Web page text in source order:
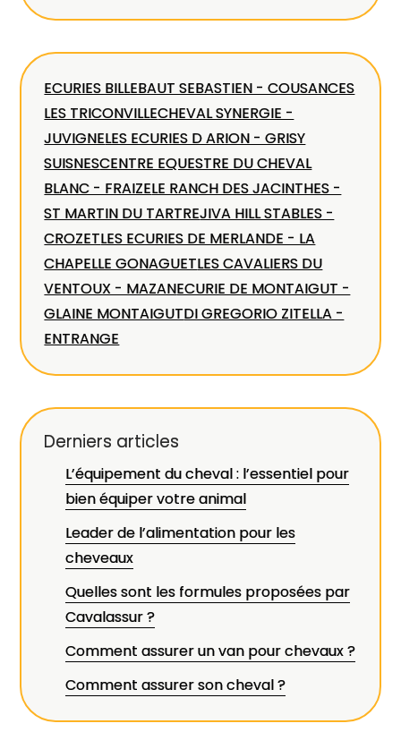
ECURIES BILLEBAUT SEBASTIEN - COUSANCES
LES TRICONVILLECHEVAL SYNERGIE -
JUVIGNELES ECURIES D ARION - GRISY
SUISNESCENTRE EQUESTRE DU CHEVAL
BLANC - FRAIZELE RANCH DES JACINTHES -
ST MARTIN DU TARTREJIVA HILL STABLES -
CROZETLES ECURIES DE MERLANDE - LA
CHAPELLE GONAGUETLES CAVALIERS DU
VENTOUX - MAZANECURIE DE MONTAIGUT -
GLAINE MONTAIGUTDI GREGORIO ZITELLA -
ENTRANGE
Derniers articles
L’équipement du cheval : l’essentiel pour
bien équiper votre animal
Leader de l’alimentation pour les
cheveaux
Quelles sont les formules proposées par
Cavalassur ?
Comment assurer un van pour chevaux ?
Comment assurer son cheval ?